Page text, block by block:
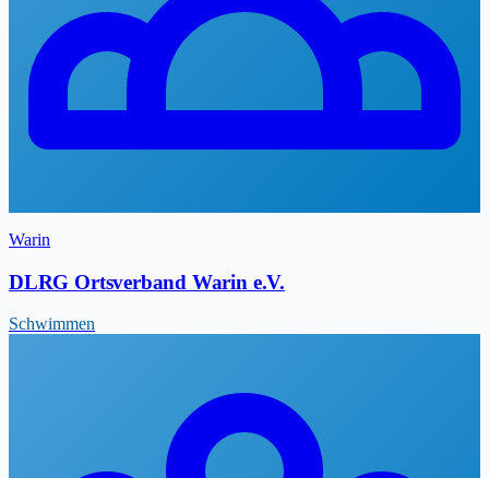
Warin
DLRG Ortsverband Warin e.V.
Schwimmen